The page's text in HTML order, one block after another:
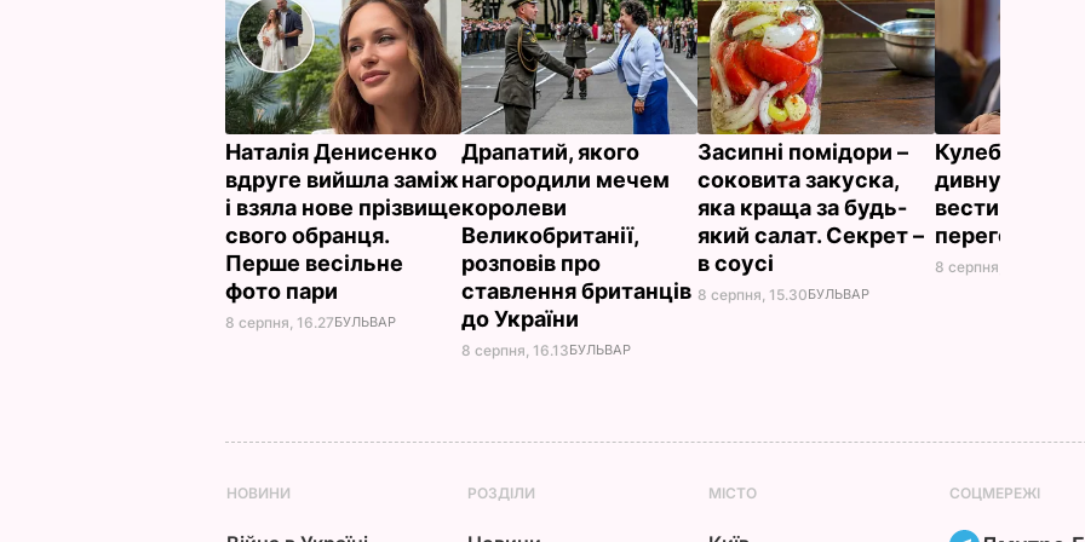
Наталія Денисенко
вдруге вийшла заміж
і взяла нове прізвище
свого обранця.
Перше весільне
фото пари
8 серпня, 16.27БУЛЬВАР
Драпатий, якого
нагородили мечем
королеви
Великобританії,
розповів про
ставлення британців
до України
8 серпня, 16.13БУЛЬВАР
Засипні помідори –
соковита закуска,
яка краща за будь-
який салат. Секрет –
в соусі
8 серпня, 15.30БУЛЬВАР
Кулеба
дивну манеру
вести
переговори
8 серпня, 10.25
НОВИНИ РОЗДІЛИ МІСТО СОЦМЕРЕЖІ